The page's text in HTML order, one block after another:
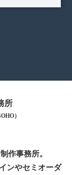
所
）
作事務所。
ンやセミオーダ